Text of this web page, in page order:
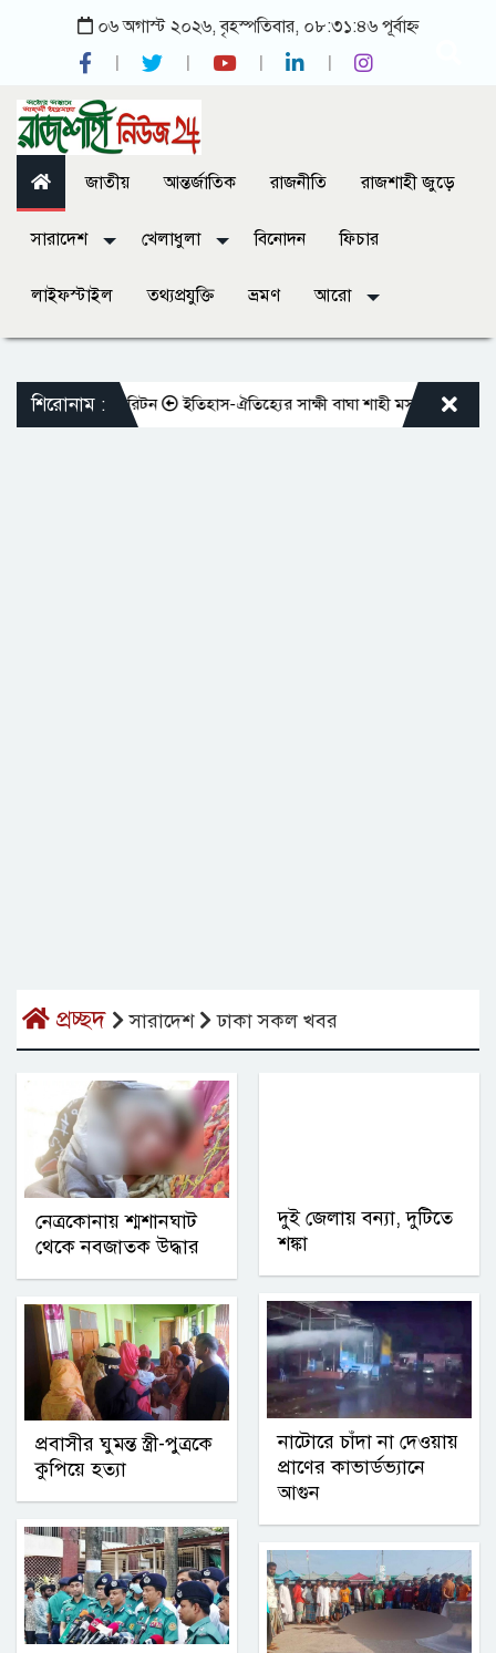
০৬ অগাস্ট ২০২৬, বৃহস্পতিবার, ০৮:৩১:৪৬ পূর্বাহ্ন
জাতীয় আন্তর্জাতিক রাজনীতি রাজশাহী জুড়ে
সারাদেশ খেলাধুলা বিনোদন ফিচার
লাইফস্টাইল তথ্যপ্রযুক্তি ভ্রমণ আরো
শিরোনাম :
রহমান রিটন ইতিহাস-ঐতিহ্যের সাক্ষী বাঘা শাহী মসজিদ ভারপ্রাপ্ত
প্রচ্ছদ সারাদেশ ঢাকা সকল খবর
নেত্রকোনায় শ্মশানঘাট
থেকে নবজাতক উদ্ধার
প্রবাসীর ঘুমন্ত স্ত্রী-পুত্রকে
কুপিয়ে হত্যা
দুই জেলায় বন্যা, দুটিতে
শঙ্কা
নাটোরে চাঁদা না দেওয়ায়
প্রাণের কাভার্ডভ্যানে
আগুন